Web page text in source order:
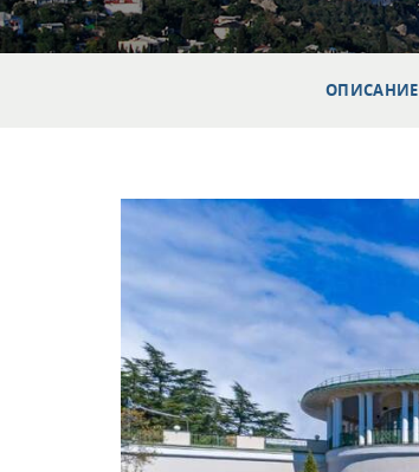
ОПИСАНИЕ